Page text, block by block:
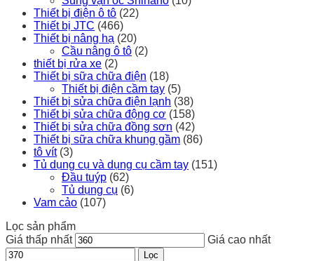
Thiết bị điện ô tô (22)
Thiết bị JTC (466)
Thiết bị nâng hạ (20)
Cầu nâng ô tô (2)
thiết bị rửa xe (2)
Thiết bị sữa chữa điện (18)
Thiết bị điện cầm tay (5)
Thiết bị sửa chữa điện lạnh (38)
Thiết bị sửa chữa động cơ (158)
Thiết bị sửa chữa đồng sơn (42)
Thiết bị sữa chữa khung gầm (86)
tô vít (3)
Tủ dụng cụ và dụng cụ cầm tay (151)
Đầu tuýp (62)
Tủ dụng cụ (6)
Vam cảo (107)
Lọc sản phẩm
Giá thấp nhất
Giá cao nhất
Lọc